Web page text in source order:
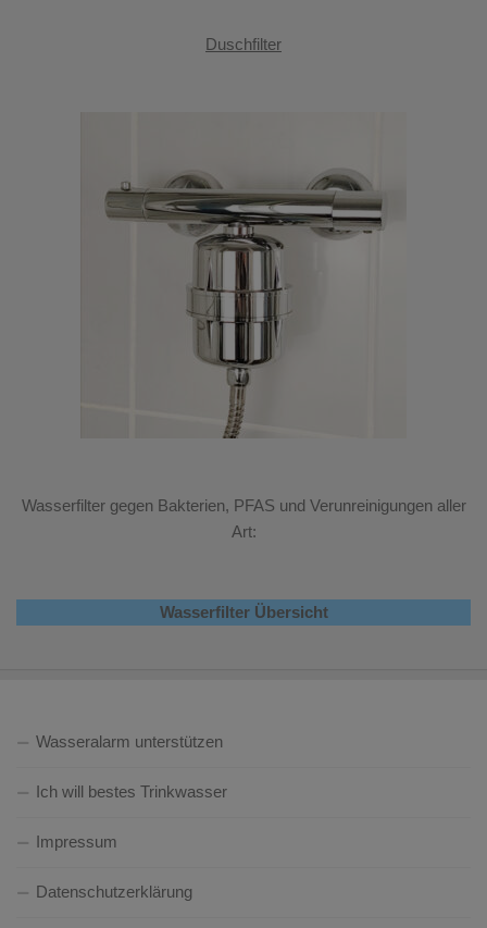
Duschfilter
Wasserfilter gegen Bakterien, PFAS und Verunreinigungen aller
Art:
Wasserfilter Übersicht
Wasseralarm unterstützen
Ich will bestes Trinkwasser
Impressum
Datenschutzerklärung